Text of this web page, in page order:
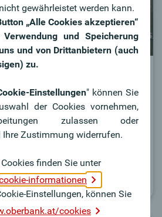
passt zu
Sonnensegel -
gewährleistet werden kann.
„Alle Cookies akzeptieren“
und Speicherung
und von Drittanbietern (auch
zu.
Einstellungen" können Sie
der Cookies vornehmen,
zulassen oder
Ihre Zustimmung widerrufen.
finden Sie unter
informationen
Einstellungen, können Sie
cookies